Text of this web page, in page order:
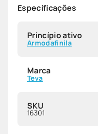
Especificações
Princípio ativo
Armodafinila
Marca
Teva
SKU
16301